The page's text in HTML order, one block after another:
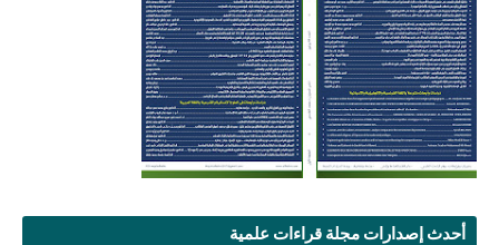
أحدث إصدارات مجلة قراءات علمية